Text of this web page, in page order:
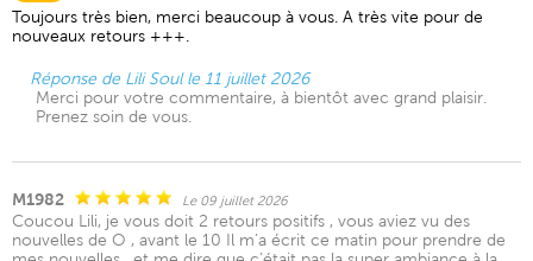
Toujours très bien, merci beaucoup à vous. A très vite pour de
nouveaux retours +++.
Réponse de Lili Soul le 11 juillet 2026
Merci pour votre commentaire, à bientôt avec grand plaisir.
Prenez soin de vous.
M1982 Le 09 juillet 2026
Coucou Lili, je vous doit 2 retours positifs , vous aviez vu des
nouvelles de O , avant le 10 Il m’a écrit ce matin pour prendre de